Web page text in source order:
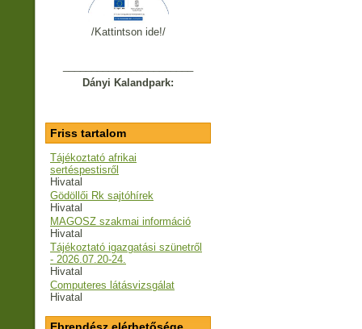
/Kattintson ide!/
Dányi Kalandpark:
Friss tartalom
Tájékoztató afrikai
sertéspestisről
Hivatal
Gödöllői Rk sajtóhírek
Hivatal
MAGOSZ szakmai információ
Hivatal
Tájékoztató igazgatási szünetről
- 2026.07.20-24.
Hivatal
Computeres látásvizsgálat
Hivatal